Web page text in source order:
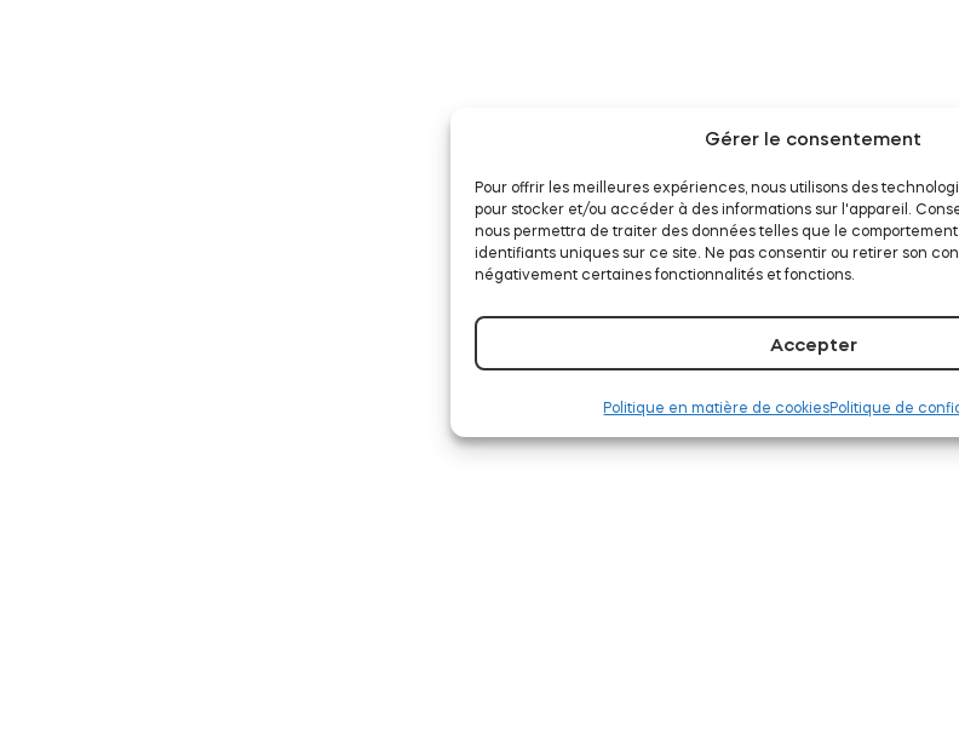
Gérer le consentement
Pour offrir les meilleures expériences, nous utilisons des
pour stocker et/ou accéder à des informations sur l'appareil.
nous permettra de traiter des données telles que le
identifiants uniques sur ce site. Ne pas consentir ou retirer son
négativement certaines fonctionnalités et fonctions.
Accepter
Politique en matière de cookiesPolitique de